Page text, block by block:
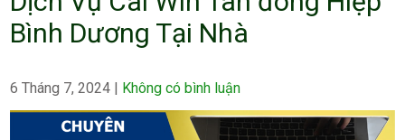
Bình Dương Tại Nhà
6 Tháng 7, 2024 | Không có bình luận